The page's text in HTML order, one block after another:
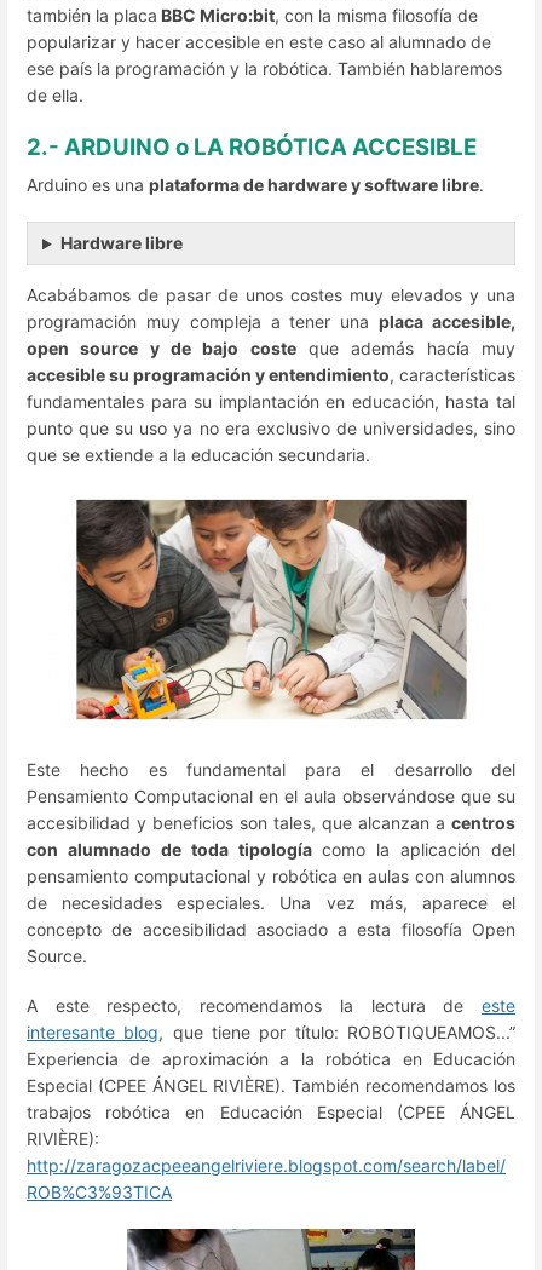
también la placa BBC Micro:bit, con la misma filosofía de
popularizar y hacer accesible en este caso al alumnado de
ese país la programación y la robótica. También hablaremos
de ella.
2.- ARDUINO o LA ROBÓTICA ACCESIBLE
Arduino es una plataforma de hardware y software libre.
Hardware libre
Acabábamos de pasar de unos costes muy elevados y una
programación muy compleja a tener unaplaca accesible,
open source y de bajo costeque además hacía muy
accesible su programación y entendimiento, características
fundamentales para su implantación en educación, hasta tal
punto que su uso ya no era exclusivo de universidades, sino
que se extiende a la educación secundaria.
Este hecho es fundamental para el desarrollo del
Pensamiento Computacional en el aula observándose que su
accesibilidad y beneficios son tales, que alcanzan a centros
con alumnado de toda tipología como la aplicación del
pensamiento computacional y robótica en aulas con alumnos
de necesidades especiales. Una vez más, aparece el
concepto de accesibilidad asociado a esta filosofía Open
Source.
A este respecto, recomendamos la lectura de este
interesante blog, que tiene por título: ROBOTIQUEAMOS...”
Experiencia de aproximación a la robótica en Educación
Especial (CPEE ÁNGEL RIVIÈRE). También recomendamos los
trabajos robótica en Educación Especial (CPEE ÁNGEL
RIVIÈRE):
http://zaragozacpeeangelriviere.blogspot.com/search/label/
ROB%C3%93TICA